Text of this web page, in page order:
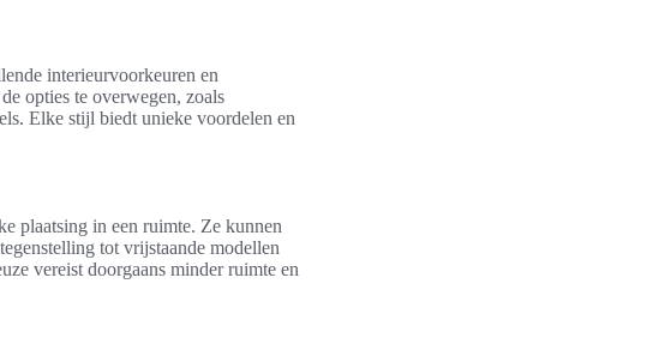
interieurvoorkeuren en
opties te overwegen, zoals
Elke stijl biedt unieke voordelen en
plaatsing in een ruimte. Ze kunnen
tot vrijstaande modellen
vereist doorgaans minder ruimte en